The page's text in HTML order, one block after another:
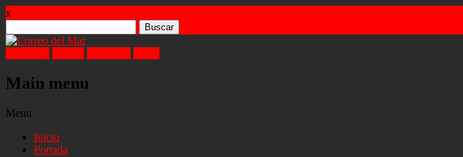
x
Main menu
Skip
content
Menu
Inicio
Portada